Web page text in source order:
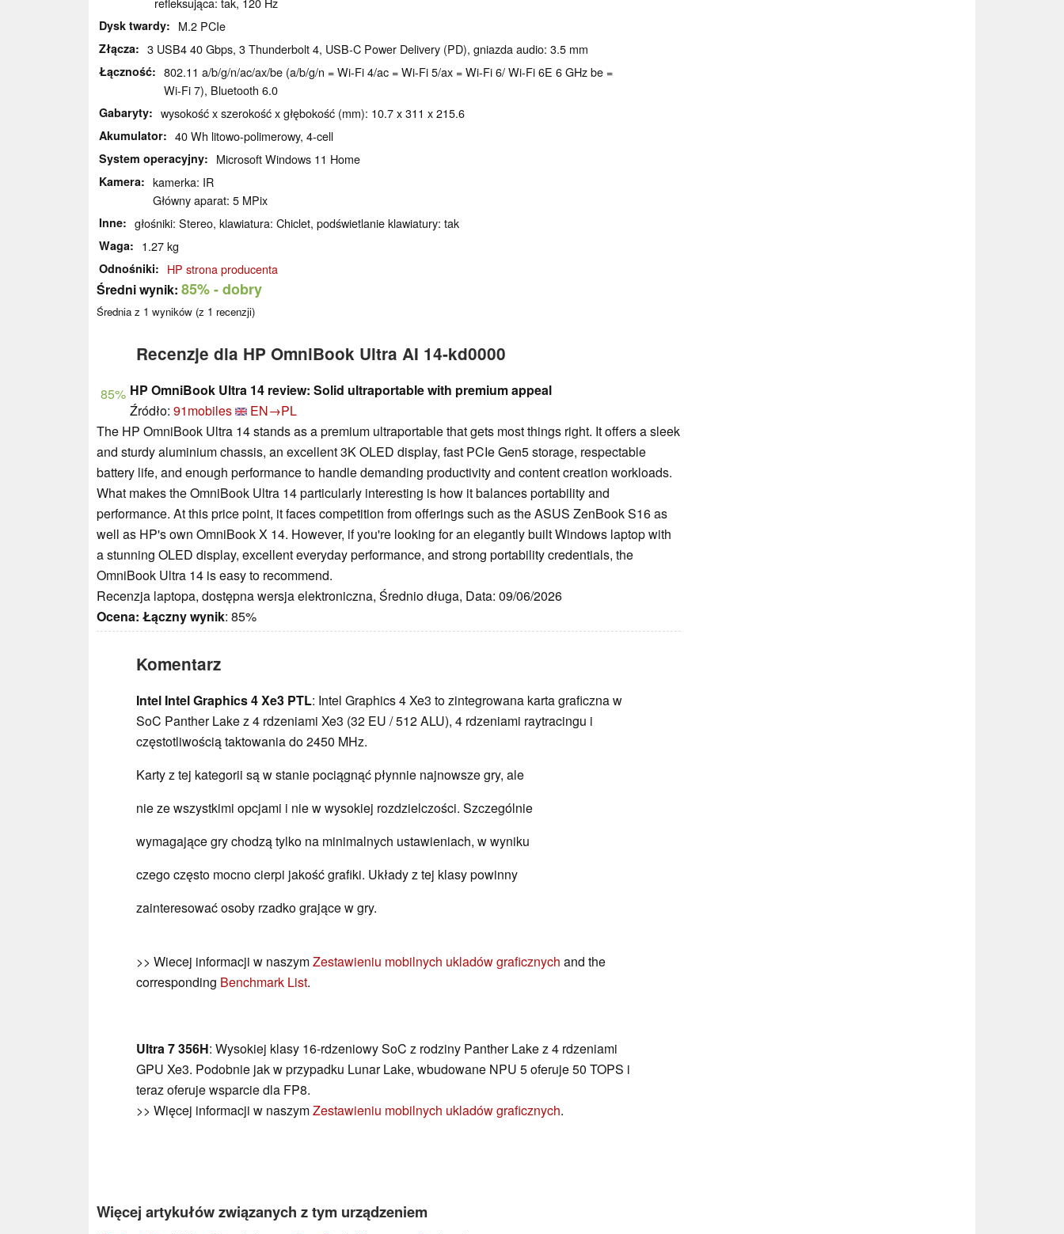
Dysk twardy M.2 PCIe
Złącza 3 USB4 40 Gbps, 3 Thunderbolt 4, USB-C Power Delivery (PD), gniazda audio: 3.5 mm
Łączność
802.11 a/​b/​g/​n/​ac/​ax/​be (a/b/g/n = Wi-Fi 4/ac = Wi-Fi 5/ax = Wi-Fi 6/ Wi-Fi 6E 6 GHz be =
Wi-Fi 7), Bluetooth 6.0
Gabaryty wysokość x szerokość x głębokość (mm): 10.7 x 311 x 215.6
Akumulator 40 Wh litowo-polimerowy, 4-cell
System operacyjny Microsoft Windows 11 Home
Kamera
kamerka: IR
Główny aparat: 5 MPix
Inne głośniki: Stereo, klawiatura: Chiclet, podświetlanie klawiatury: tak
Waga 1.27 kg
Odnośniki HP strona producenta
Średni wynik: 85%- dobry
Średnia z 1 wyników (z 1 recenzji)
Recenzje dla HP OmniBook Ultra AI 14-kd0000
85% HP OmniBook Ultra 14 review: Solid ultraportable with premium appeal
Źródło: 91mobiles
EN→PL
The HP OmniBook Ultra 14 stands as a premium ultraportable that gets most things right. It offers a sleek
and sturdy aluminium chassis, an excellent 3K OLED display, fast PCIe Gen5 storage, respectable
battery life, and enough performance to handle demanding productivity and content creation workloads.
What makes the OmniBook Ultra 14 particularly interesting is how it balances portability and
performance. At this price point, it faces competition from offerings such as the ASUS ZenBook S16 as
well as HP's own OmniBook X 14. However, if you're looking for an elegantly built Windows laptop with
a stunning OLED display, excellent everyday performance, and strong portability credentials, the
OmniBook Ultra 14 is easy to recommend.
Recenzja laptopa, dostępna wersja elektroniczna, Średnio długa, Data: 09/06/2026
Ocena: Łączny wynik: 85%
Komentarz
Intel Intel Graphics 4 Xe3 PTL: Intel Graphics 4 Xe3 to zintegrowana karta graficzna w
SoC Panther Lake z 4 rdzeniami Xe3 (32 EU / 512 ALU), 4 rdzeniami raytracingu i
częstotliwością taktowania do 2450 MHz.
Karty z tej kategorii są w stanie pociągnąć płynnie najnowsze gry, ale
nie ze wszystkimi opcjami i nie w wysokiej rozdzielczości. Szczególnie
wymagające gry chodzą tylko na minimalnych ustawieniach, w wyniku
czego często mocno cierpi jakość grafiki. Układy z tej klasy powinny
zainteresować osoby rzadko grające w gry.
>> Wiecej informacji w naszymZestawieniu mobilnych ukladów graficznych and the
corresponding Benchmark List.
Ultra 7 356H: Wysokiej klasy 16-rdzeniowy SoC z rodziny Panther Lake z 4 rdzeniami
GPU Xe3. Podobnie jak w przypadku Lunar Lake, wbudowane NPU 5 oferuje 50 TOPS i
teraz oferuje wsparcie dla FP8.
>> Więcej informacji w naszymZestawieniu mobilnych ukladów graficznych.
Więcej artykułów związanych z tym urządzeniem